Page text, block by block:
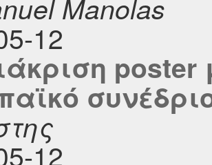
Manolas
12
12